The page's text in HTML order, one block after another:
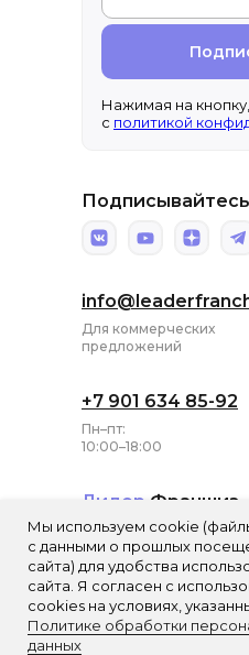
Лидер Франшиз
ИП Харитонова
Анна Александровна
Для коммерческих
предложений
+7 901 634 85-92
Пн–пт:
10:00–18:00
Нажимая на
с политикой
Мы используем cookie
с данными о прошлых
сайта) для удобства
сайта. Я согласен с
cookies на условиях,
Политике обработки
данных
Made on